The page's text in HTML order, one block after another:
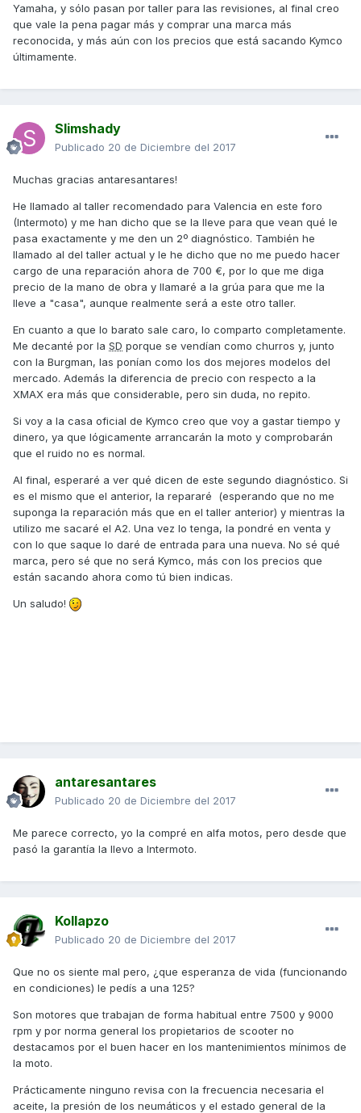
Yamaha, y sólo pasan por taller para las revisiones, al final creo
que vale la pena pagar más y comprar una marca más
reconocida, y más aún con los precios que está sacando Kymco
últimamente.
Slimshady
Publicado 20 de Diciembre del 2017
Muchas gracias antaresantares!
He llamado al taller recomendado para Valencia en este foro
(Intermoto) y me han dicho que se la lleve para que vean qué le
pasa exactamente y me den un 2º diagnóstico. También he
llamado al del taller actual y le he dicho que no me puedo hacer
cargo de una reparación ahora de 700 €, por lo que me diga
precio de la mano de obra y llamaré a la grúa para que me la
lleve a "casa", aunque realmente será a este otro taller.
En cuanto a que lo barato sale caro, lo comparto completamente.
Me decanté por la SD porque se vendían como churros y, junto
con la Burgman, las ponían como los dos mejores modelos del
mercado. Además la diferencia de precio con respecto a la
XMAX era más que considerable, pero sin duda, no repito.
Si voy a la casa oficial de Kymco creo que voy a gastar tiempo y
dinero, ya que lógicamente arrancarán la moto y comprobarán
que el ruido no es normal.
Al final, esperaré a ver qué dicen de este segundo diagnóstico. Si
es el mismo que el anterior, la repararé (esperando que no me
suponga la reparación más que en el taller anterior) y mientras la
utilizo me sacaré el A2. Una vez lo tenga, la pondré en venta y
con lo que saque lo daré de entrada para una nueva. No sé qué
marca, pero sé que no será Kymco, más con los precios que
están sacando ahora como tú bien indicas.
Un saludo!
antaresantares
Publicado 20 de Diciembre del 2017
Me parece correcto, yo la compré en alfa motos, pero desde que
pasó la garantía la llevo a Intermoto.
Kollapzo
Publicado 20 de Diciembre del 2017
Que no os siente mal pero, ¿que esperanza de vida (funcionando
en condiciones) le pedís a una 125?
Son motores que trabajan de forma habitual entre 7500 y 9000
rpm y por norma general los propietarios de scooter no
destacamos por el buen hacer en los mantenimientos mínimos de
la moto.
Prácticamente ninguno revisa con la frecuencia necesaria el
aceite, la presión de los neumáticos y el estado general de la